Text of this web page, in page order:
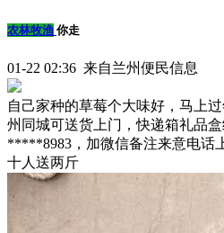
农林牧渔 你走
01-22 02:36 来自兰州便民信息
自己家种的草莓个大味好，马上
州同城可送货上门，快递箱礼品
*****8983，加微信备注来意电话
十人送两斤